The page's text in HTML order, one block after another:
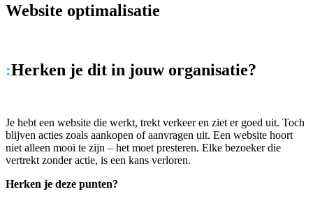
Website optimalisatie
:Herken je dit in jouw organisatie?
Je hebt een website die werkt, trekt verkeer en ziet er goed uit. Toch
blijven acties zoals aankopen of aanvragen uit. Een website hoort
niet alleen mooi te zijn – het moet presteren. Elke bezoeker die
vertrekt zonder actie, is een kans verloren.
Herken je deze punten?